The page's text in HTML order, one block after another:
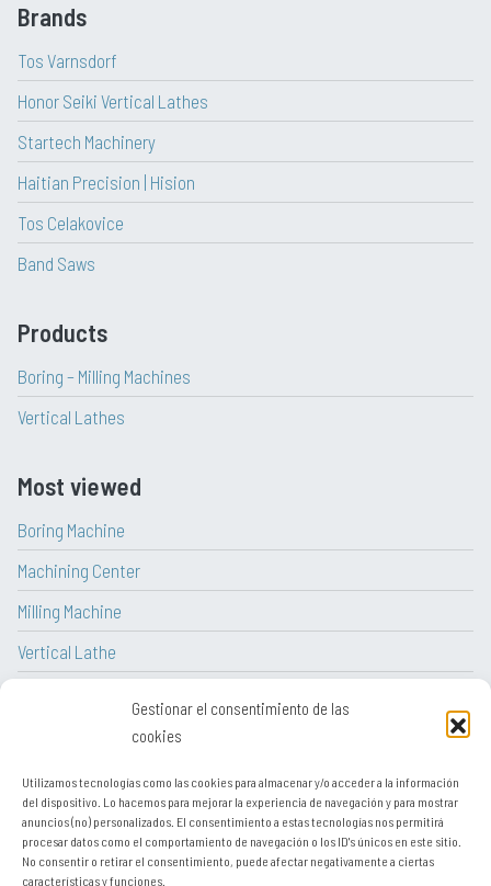
Gestionar el consentimiento de las
cookies
Utilizamos tecnologías como las cookies para almacenar y/o acceder a la información
del dispositivo. Lo hacemos para mejorar la experiencia de navegación y para mostrar
anuncios (no) personalizados. El consentimiento a estas tecnologías nos permitirá
procesar datos como el comportamiento de navegación o los ID's únicos en este sitio.
No consentir o retirar el consentimiento, puede afectar negativamente a ciertas
características y funciones.
Brands
Tos Varnsdorf
Honor Seiki Vertical Lathes
Startech Machinery
Haitian Precision | Hision
Tos Celakovice
Band Saws
Products
Boring – Milling Machines
Vertical Lathes
Most viewed
Boring Machine
Machining Center
Milling Machine
Vertical Lathe
Legal notice